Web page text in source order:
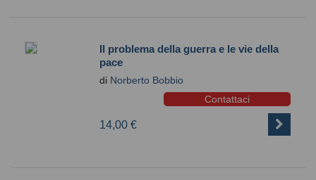
Il problema della guerra e le vie della
pace
di Norberto Bobbio
Contattaci
14,00 €